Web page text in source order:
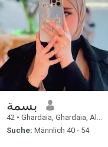
بسمة
42 • Ghardaïa, Ghardaïa, Algerien
Suche: Männlich 40 - 54